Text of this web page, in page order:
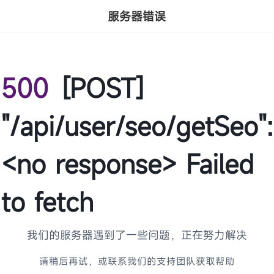
服务器错误
500 [POST]
"/api/user/seo/getSeo":
<no response> Failed
to fetch
我们的服务器遇到了一些问题，正在努力解决
请稍后再试，或联系我们的支持团队获取帮助